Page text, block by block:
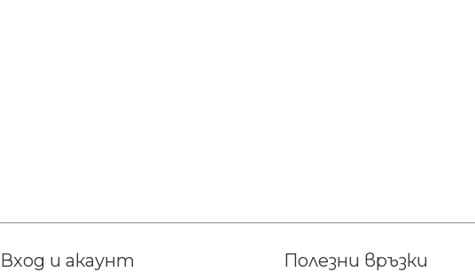
Вход и акаунт Полезни връзки